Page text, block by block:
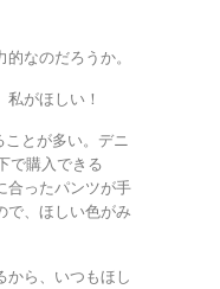
なのだろうか。
がほしい！
ことが多い。デニ
で購入できる
合ったパンツが手
で、ほしい色がみ
から、いつもほし